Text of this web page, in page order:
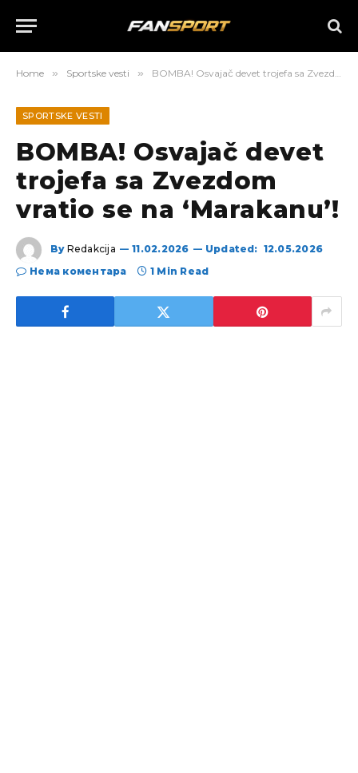
Home » Sportske vesti » BOMBA! Osvajač devet trojefa sa Zvezdom vratio se na ‘Marakanu’!
SPORTSKE VESTI
BOMBA! Osvajač devet
trojefa sa Zvezdom
vratio se na ‘Marakanu’!
By Redakcija 11.02.2026 Updated: 12.05.2026
Нема коментара
1 Min Read